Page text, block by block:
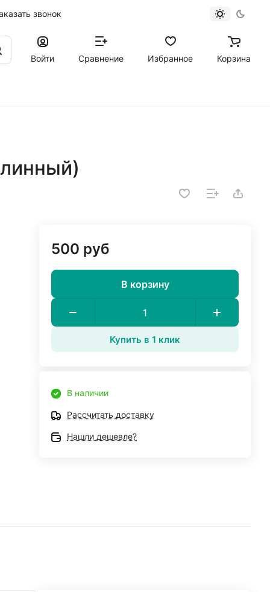
звонок
Войти Сравнение Избранное Корзина
500 руб
В корзину
Купить в 1 клик
В наличии
Рассчитать доставку
Нашли дешевле?